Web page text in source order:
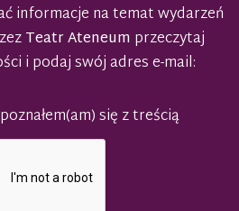
informacje na temat wydarzeń
Teatr Ateneum przeczytaj
i podaj swój adres e-mail:
się z treścią